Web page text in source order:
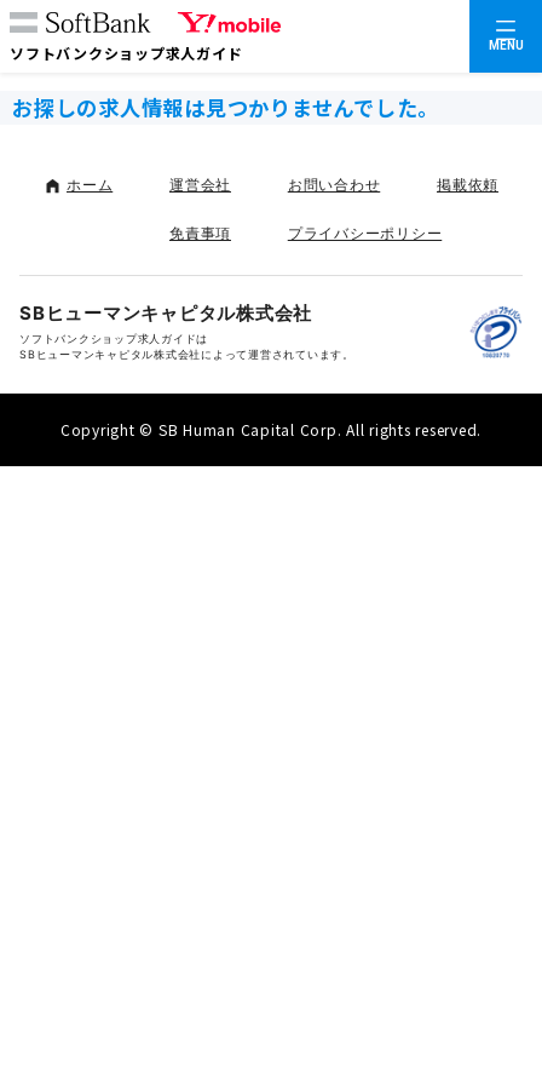
ソフトバンクショップ求人ガイド MENU
お探しの求人情報は見つかりませんでした。
ホーム 運営会社 お問い合わせ 掲載依頼
免責事項 プライバシーポリシー
SBヒューマンキャピタル株式会社
ソフトバンクショップ求人ガイドは
SBヒューマンキャピタル株式会社によって運営されています。
Copyright © SB Human Capital Corp. All rights reserved.